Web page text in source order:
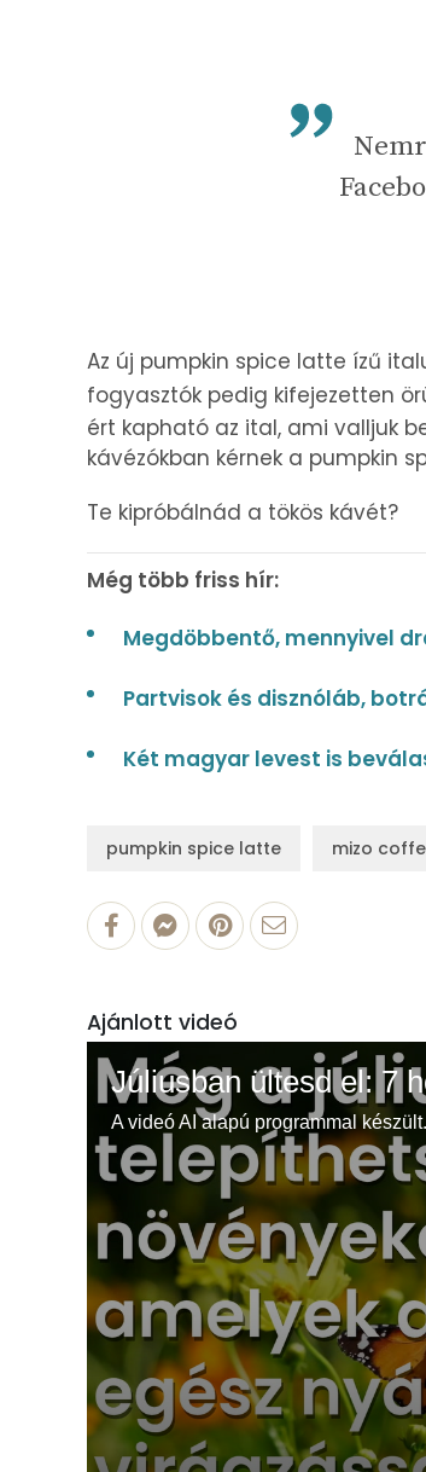
Az új pumpkin spice latte ízű
fogyasztók pedig kifejezetten
ért kapható az ital, ami valljuk
kávézókban kérnek a pumpkin
Te kipróbálnád a tökös kávét?
Még több friss hír:
Megdöbbentő, mennyivel
Partvisok és disznóláb,
Két magyar levest is
pumpkin spice latte mizo
Ajánlott videó
Júliusban ültesd el: 7
A videó AI alapú programmal készült.